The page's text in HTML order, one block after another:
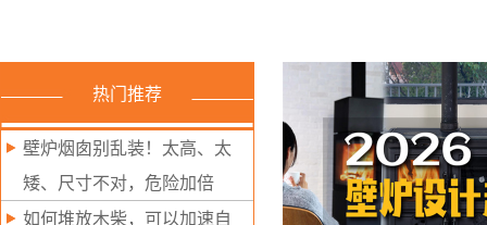
热门推荐
壁炉烟囱别乱装！太高、太
矮、尺寸不对，危险加倍
如何堆放木柴，可以加速自